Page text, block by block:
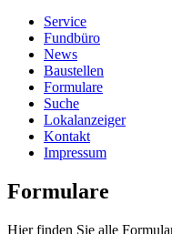
Service
Fundbüro
News
Baustellen
Formulare
Suche
Lokalanzeiger
Kontakt
Impressum
Formulare
Hier finden Sie alle